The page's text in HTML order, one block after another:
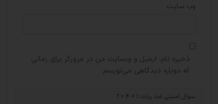
وب‌ سایت
ذخیره نام، ایمیل و وبسایت من در مرورگر برای زمانی
که دوباره دیدگاهی می‌نویسم.
سوال امنیتی ضد ربات: 1 + 4 = ؟